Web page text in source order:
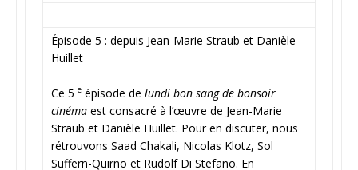
Épisode 5 : depuis Jean-Marie Straub et Danièle
Huillet
Ce 5 e épisode de lundi bon sang de bonsoir
cinéma est consacré à l’œuvre de Jean-Marie
Straub et Danièle Huillet. Pour en discuter, nous
rétrouvons Saad Chakali, Nicolas Klotz, Sol
Suffern-Quirno et Rudolf Di Stefano. En